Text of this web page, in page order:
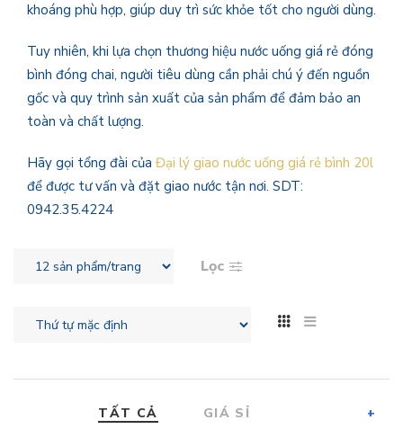
khoáng phù hợp, giúp duy trì sức khỏe tốt cho người dùng.
Tuy nhiên, khi lựa chọn thương hiệu nước uống giá rẻ đóng
bình đóng chai, người tiêu dùng cần phải chú ý đến nguồn
gốc và quy trình sản xuất của sản phẩm để đảm bảo an
toàn và chất lượng.
Hãy gọi tổng đài của Đại lý giao nước uống giá rẻ bình 20l
để được tư vấn và đặt giao nước tận nơi. SDT:
0942.35.4224
Lọc
TẤT CẢ GIÁ SỈ +